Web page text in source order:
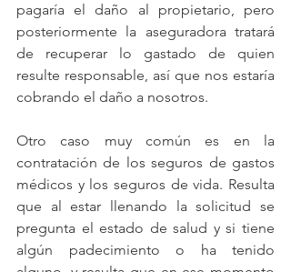
pagaría el daño al propietario, pero
posteriormente la aseguradora tratará
de recuperar lo gastado de quien
resulte responsable, así que nos estaría
cobrando el daño a nosotros.
Otro caso muy común es en la
contratación de los seguros de gastos
médicos y los seguros de vida. Resulta
que al estar llenando la solicitud se
pregunta el estado de salud y si tiene
algún padecimiento o ha tenido